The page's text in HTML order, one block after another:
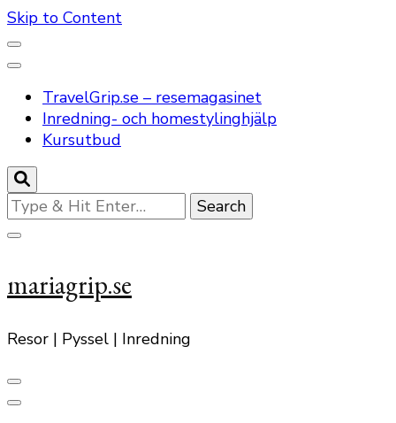
Skip to Content
TravelGrip.se – resemagasinet
Inredning- och homestylinghjälp
Kursutbud
Looking
for
Something?
mariagrip.se
Resor | Pyssel | Inredning